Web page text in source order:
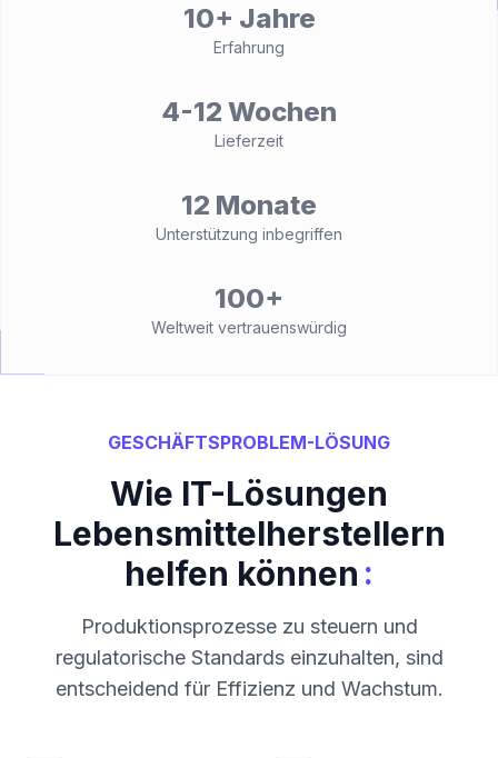
10+ Jahre
Erfahrung
4-12 Wochen
Lieferzeit
12 Monate
Unterstützung inbegriffen
100+
Weltweit vertrauenswürdig
GESCHÄFTSPROBLEM-LÖSUNG
Wie IT-Lösungen
Lebensmittelherstellern
helfen können :
Produktionsprozesse zu steuern und
regulatorische Standards einzuhalten, sind
entscheidend für Effizienz und Wachstum.